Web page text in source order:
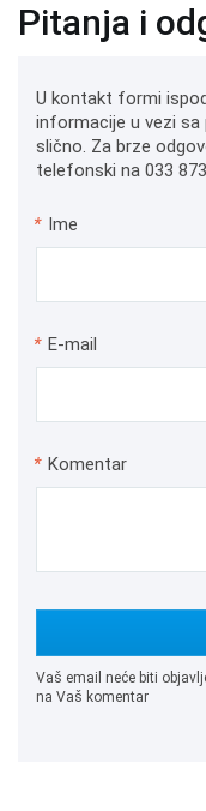
Pitanja i
U kontakt formi
informacije u vezi sa
slično. Za brze
telefonski na 033
* Ime
* E-mail
* Komentar
Vaš email neće biti
na Vaš komentar